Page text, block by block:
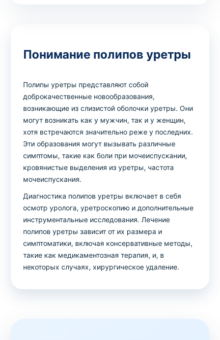
Понимание полипов уретры
Полипы уретры представляют собой
доброкачественные новообразования,
возникающие из слизистой оболочки уретры. Они
могут возникать как у мужчин, так и у женщин,
хотя встречаются значительно реже у последних.
Эти образования могут вызывать различные
симптомы, такие как боли при мочеиспускании,
кровянистые выделения из уретры, частота
мочеиспускания.
Диагностика полипов уретры включает в себя
осмотр уролога, уретроскопию и дополнительные
инструментальные исследования. Лечение
полипов уретры зависит от их размера и
симптоматики, включая консервативные методы,
такие как медикаментозная терапия, и, в
некоторых случаях, хирургическое удаление.